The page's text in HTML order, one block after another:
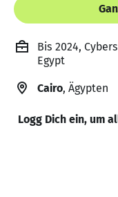
Bis 2024,
Egypt
Cairo, Ägypten
Logg Dich ein, um